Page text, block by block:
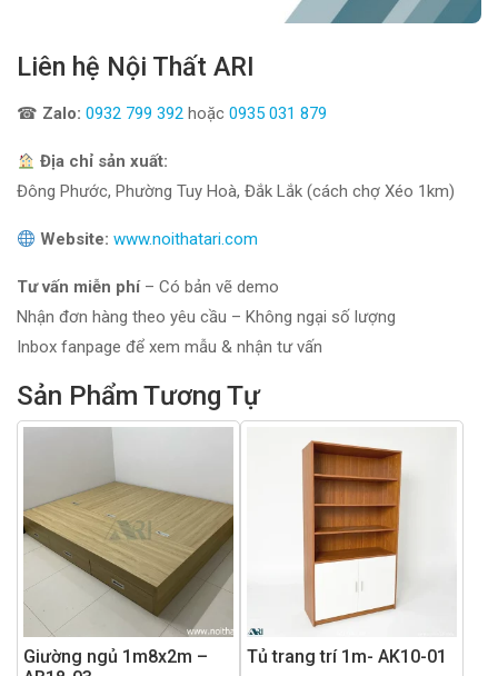
Liên hệ Nội Thất ARI
☎ Zalo: 0932 799 392 hoặc 0935 031 879
Địa chỉ sản xuất:
Đông Phước, Phường Tuy Hoà, Đắk Lắk (cách chợ Xéo 1km)
Website: www.noithatari.com
Tư vấn miễn phí– Có bản vẽ demo
Nhận đơn hàng theo yêu cầu – Không ngại số lượng
Inbox fanpage để xem mẫu & nhận tư vấn
Sản Phẩm Tương Tự
Giường ngủ 1m8x2m –
Tủ trang trí 1m- AK10-01